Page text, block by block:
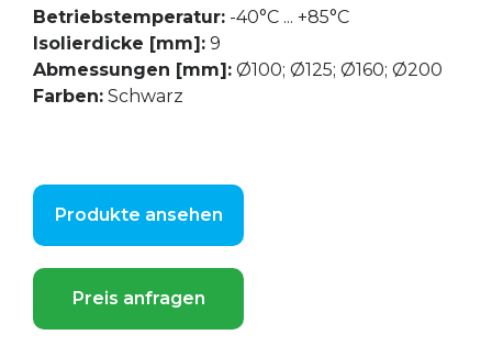
Betriebstemperatur: -40°C ... +85°C
Isolierdicke [mm]: 9
Abmessungen [mm]: Ø100; Ø125; Ø160; Ø200
Farben: Schwarz
Produkte ansehen
Preis anfragen